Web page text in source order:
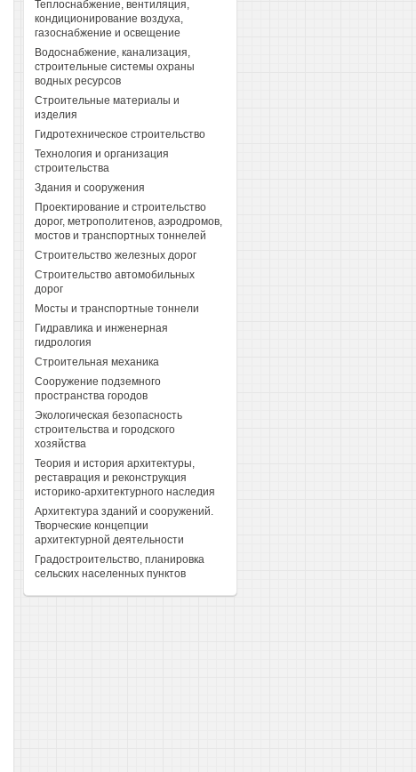
Теплоснабжение, вентиляция,
кондиционирование воздуха,
газоснабжение и освещение
Водоснабжение, канализация,
строительные системы охраны
водных ресурсов
Строительные материалы и
изделия
Гидротехническое строительство
Технология и организация
строительства
Здания и сооружения
Проектирование и строительство
дорог, метрополитенов, аэродромов,
мостов и транспортных тоннелей
Строительство железных дорог
Строительство автомобильных
дорог
Мосты и транспортные тоннели
Гидравлика и инженерная
гидрология
Строительная механика
Сооружение подземного
пространства городов
Экологическая безопасность
строительства и городского
хозяйства
Теория и история архитектуры,
реставрация и реконструкция
историко-архитектурного наследия
Архитектура зданий и сооружений.
Творческие концепции
архитектурной деятельности
Градостроительство, планировка
сельских населенных пунктов